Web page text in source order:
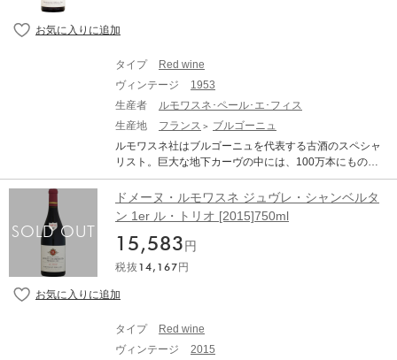
natural exuberance to emerge more fully. There is so mu
y 2020
赤ワイン 辛口 ミディアムボディ 【古酒について、当店
息させることが必要です。休ませずに抜栓してしまうと
本来の味わいは全く表れてきません。商品到着後、最低
汚れがございます。 ●澱がございますので、商品到着後
はボトルを立てた状態で、澱が沈み落ち着くまで休息さ
せてから(最低でも1か月、出来れば2カ月以上)抜栓して
ください。 ●熟成による色調の変化（白ワインは黄金色
変化している可能性があります。これらは古酒の特徴で
す。 熟成されたワイン(古酒)ですのでボトルバリエーシ
ョン等ございます。それをご理解頂いた上でのご購入を
お願い致します。
にて樽から瓶に詰められた後、一切動かされずに今も大
味全てが溶け合った魅惑的な味わいを醸し出しておりま
す。 「ヴォーヌ・ロマネ 1er レ・マルコンソール」は、
ラ・ターシュに隣接する1級畑だが、その品質はグラン・
クリュに値するといわれる。リッチで芳醇な果実味。複
雑で重層的なフレーバー、止めどなく続く長い余韻はグ
す。 Remoissenet Vosne Romanee 1er Cru Les Malcon
sorts ルモワスネ ヴォーヌ・ロマネ 1er レ・マルコンソー
ヴォーヌ・ロマネ 原産地呼称：AOC. VOSNE ROMANE
E ぶどう品種：ピノ・ノワール 100% アルコール度数：1
いて、当店からのお願い】 オールドヴィンテージのワイ
ンは必ず休息させることが必要です。休ませずに抜栓し
着後、最低でも2週間は休ませてください。 ●古酒特有の
商品到着後はボトルを立てた状態で、澱が沈み落ち着く
まで休息させてから(最低でも1か月、出来れば2カ月以
タイプ
Red wine
ヴィンテージ
1953
生産者
ルモワスネ･ペール･エ･フィス
生産地
フランス
ブルゴーニュ
ルモワスネ社はブルゴーニュを代表する古酒のスペシャ
リスト。巨大な地下カーヴの中には、100万本にものぼ
る古酒が眠っており、熟成を待って出荷されます。 ルモ
ワスネは1879年設立のネゴシアン。年代物の古酒は大量
のストックをしています。前当主のローラン氏は最後の
ブルジョアとも言われるほどの裕福な家系。その豊富な
財力で60年代,70年代,80年代は現代のトップドメーヌか
ら大量のワインを買い付けています。その素晴らしいワ
インが、彼のカーヴにて樽から瓶に詰められた後、一切
動かされずに今も大量に眠っており、現在その味わいは
を醸し出しております。 また、ローラン氏の考えから古
酒の輸送には、瓶内の澱が悪影響を及ぼすとの事から1本
1本丹念に澱を取り除いています。その後、コルクを抜き
ドメーヌ・ルモワスネ ジュヴレ・シャンベルタ
ン 1er ル・トリオ [2015]750ml
15,583 円
税抜 14,167 円
タイプ
Red wine
ヴィンテージ
2015